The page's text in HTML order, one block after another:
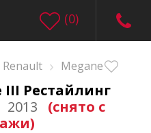
(0)
Renault › Megane
III Рестайлинг
2013
(снято с